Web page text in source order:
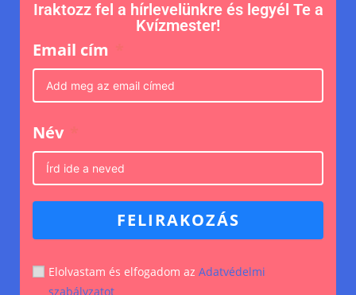
Iraktozz fel a hírlevelünkre és legyél Te a
Kvízmester!
Email cím
Név
FELIRAKOZÁS
Elolvastam és elfogadom az Adatvédelmi
szabályzatot